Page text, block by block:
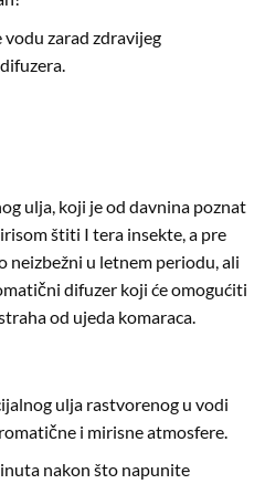
zarad zdravijeg
ulja, koji je od davnina poznat
štiti I tera insekte, a pre
neizbežni u letnem periodu, ali
difuzer koji će omogućiti
od ujeda komaraca.
ulja rastvorenog u vodi
i mirisne atmosfere.
nakon što napunite